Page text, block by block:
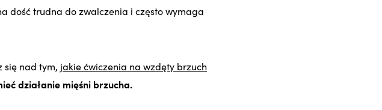
dość trudna do zwalczenia i często wymaga
się nad tym, jakie ćwiczenia na wzdęty brzuch
działanie mięśni brzucha.